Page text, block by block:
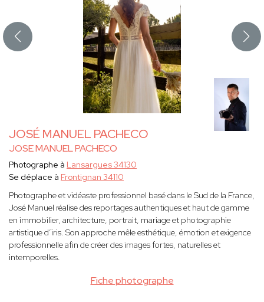
JOSÉ MANUEL PACHECO
JOSE MANUEL PACHECO
Fiche photographe
Photographe à Lansargues 34130
Se déplace à Frontignan 34110
Photographe et vidéaste professionnel basé dans le Sud de la France,
José Manuel réalise des reportages authentiques et haut de gamme
en immobilier, architecture, portrait, mariage et photographie
artistique d’iris. Son approche mêle esthétique, émotion et exigence
professionnelle afin de créer des images fortes, naturelles et
intemporelles.